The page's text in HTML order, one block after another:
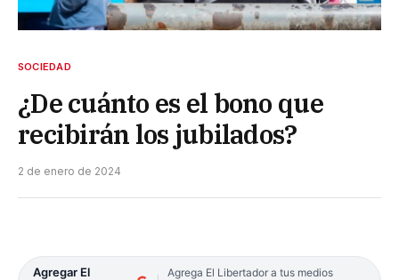
SOCIEDAD
¿De cuánto es el bono que
recibirán los jubilados?
2 de enero de 2024
Agregar El
Agrega El Libertador a tus medios